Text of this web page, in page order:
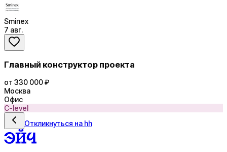
Sminex
7 авг.
Главный конструктор проекта
от 330 000 ₽
Москва
Офис
C-level
Откликнуться на hh